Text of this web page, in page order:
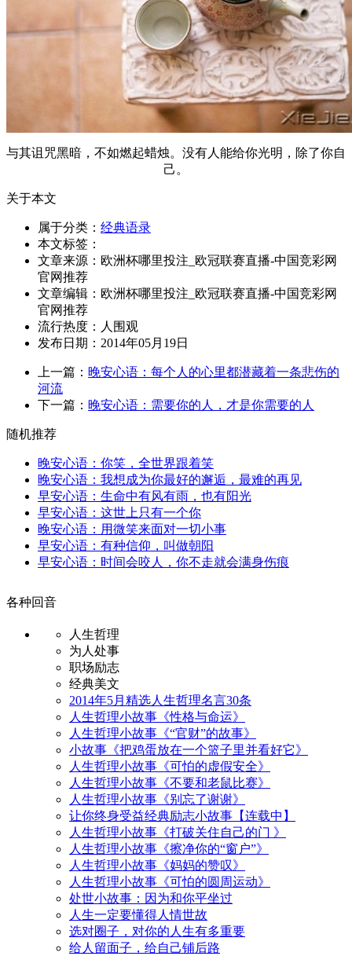
与其诅咒黑暗，不如燃起蜡烛。没有人能给你光明，除了你自
己。
关于本文
属于分类： 经典语录
本文标签：
文章来源：欧洲杯哪里投注_欧冠联赛直播-中国竞彩网
官网推荐
文章编辑：欧洲杯哪里投注_欧冠联赛直播-中国竞彩网
官网推荐
流行热度： 人围观
发布日期：2014年05月19日
上一篇： 晚安心语：每个人的心里都潜藏着一条悲伤的
河流
下一篇： 晚安心语：需要你的人，才是你需要的人
随机推荐
晚安心语：你笑，全世界跟着笑
晚安心语：我想成为你最好的邂逅，最难的再见
早安心语：生命中有风有雨，也有阳光
早安心语：这世上只有一个你
晚安心语：用微笑来面对一切小事
早安心语：有种信仰，叫做朝阳
早安心语：时间会咬人，你不走就会满身伤痕
各种回音
人生哲理
为人处事
职场励志
经典美文
2014年5月精选人生哲理名言30条
人生哲理小故事《性格与命运》
人生哲理小故事《“官财”的故事》
小故事《把鸡蛋放在一个篮子里并看好它》
人生哲理小故事《可怕的虚假安全》
人生哲理小故事《不要和老鼠比赛》
人生哲理小故事《别忘了谢谢》
让你终身受益经典励志小故事【连载中】
人生哲理小故事《打破关住自己的门 》
人生哲理小故事《擦净你的“窗户”》
人生哲理小故事《妈妈的赞叹》
人生哲理小故事《可怕的圆周运动》
处世小故事：因为和你平坐过
人生一定要懂得人情世故
选对圈子，对你的人生有多重要
给人留面子，给自己铺后路